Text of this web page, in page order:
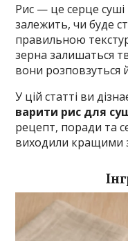
Рис — це серце суші
залежить, чи буде
правильною
зерна залишаться
вони розповзуться
У цій статті ви
варити рис для
рецепт, поради та
виходили кращими